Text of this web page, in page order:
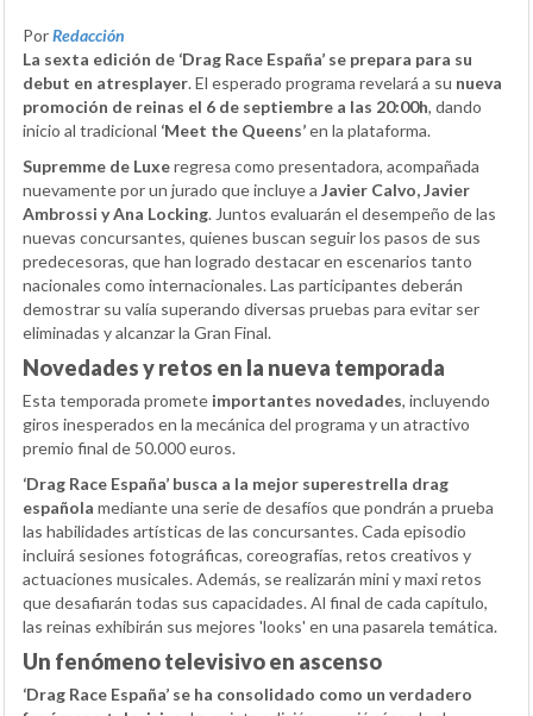
PorRedacción
La sexta edición de ‘Drag Race España’ se prepara para su
debut en atresplayer. El esperado programa revelará a su nueva
promoción de reinas el 6 de septiembre a las 20:00h, dando
inicio al tradicional ‘Meet the Queens’en la plataforma.
Supremme de Luxeregresa como presentadora, acompañada
nuevamente por un jurado que incluye a Javier Calvo, Javier
Ambrossi y Ana Locking. Juntos evaluarán el desempeño de las
nuevas concursantes, quienes buscan seguir los pasos de sus
predecesoras, que han logrado destacar en escenarios tanto
nacionales como internacionales. Las participantes deberán
demostrar su valía superando diversas pruebas para evitar ser
eliminadas y alcanzar la Gran Final.
Novedades y retos en la nueva temporada
Esta temporada promete importantes novedades, incluyendo
giros inesperados en la mecánica del programa y un atractivo
premio final de 50.000 euros.
‘Drag Race España’ busca a la mejor superestrella drag
española mediante una serie de desafíos que pondrán a prueba
las habilidades artísticas de las concursantes. Cada episodio
incluirá sesiones fotográficas, coreografías, retos creativos y
actuaciones musicales. Además, se realizarán mini y maxi retos
que desafiarán todas sus capacidades. Al final de cada capítulo,
las reinas exhibirán sus mejores 'looks' en una pasarela temática.
Un fenómeno televisivo en ascenso
‘Drag Race España’ se ha consolidado como un verdadero